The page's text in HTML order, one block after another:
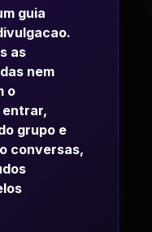
guia
as
nem
o
entrar,
grupo e
conversas,